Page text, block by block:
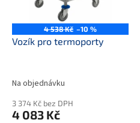
4 538 Kč –10 %
Vozík pro termoporty
Na objednávku
3 374 Kč bez DPH
4 083 Kč